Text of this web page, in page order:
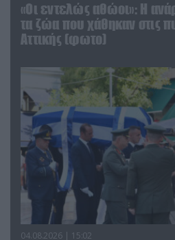
«Οι εντελώς αθώοι»: Η
τα ζώα που χάθηκαν στις
Αττικής (φωτο)
04.08.2026 | 15:02